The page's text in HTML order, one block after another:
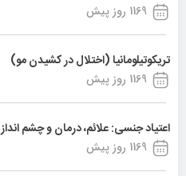
1169 روز پیش
تریکوتیلومانیا (اختلال در کشیدن مو)
1169 روز پیش
اعتیاد جنسی: علائم، درمان و چشم انداز
1169 روز پیش